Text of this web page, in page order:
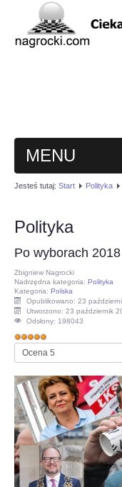
MENU
HOME
WIADOMOŚCI
NAUKA GRY
TURNIEJE
OPINIE,
POLITYKA
FILMIKI
Z ARCHIWUM
Jesteś tutaj: Start Polityka
Polityka
Po wyborach 2018
Zbigniew Nagrocki
Nadrzędna kategoria: Polityka
Kategoria: Polska
Opublikowano: 23
Utworzono: 23 październik
Odsłony: 198043
Ocena
użytkowników:
Proszę,
oceń